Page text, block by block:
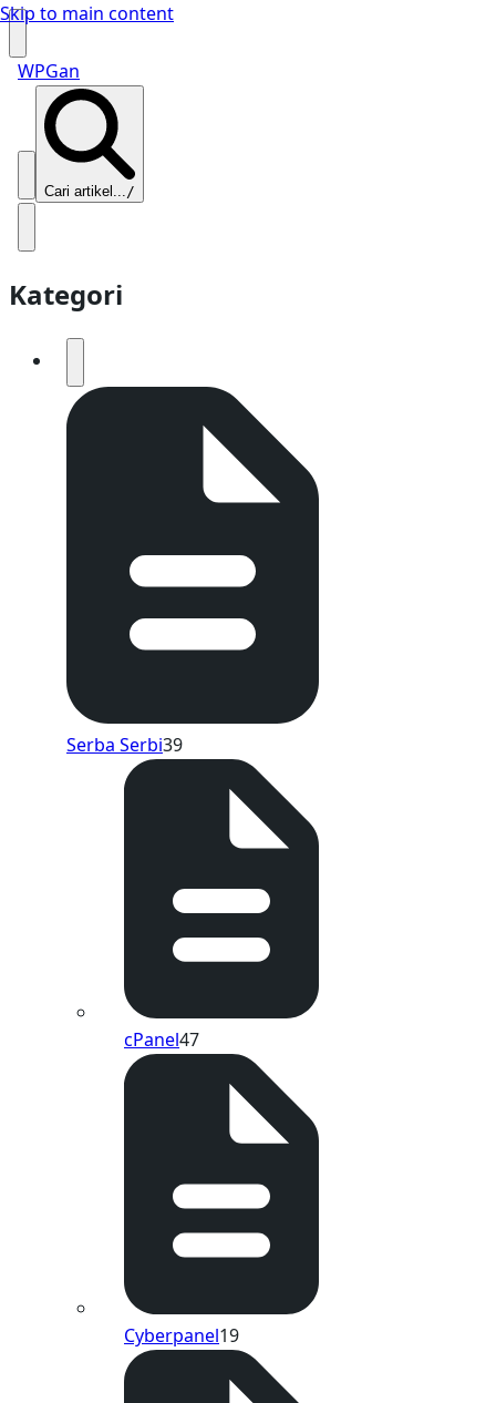
Skip to main content
WPGan
Cari artikel.../
Kategori
Serba Serbi39
cPanel47
Cyberpanel19